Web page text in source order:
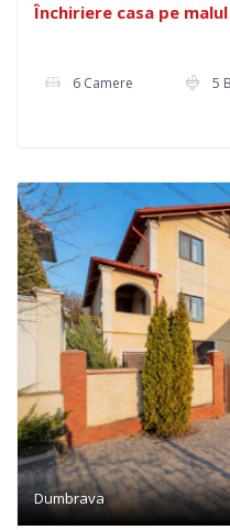
Închiriere casa pe
6 Camere 5
Dumbrava